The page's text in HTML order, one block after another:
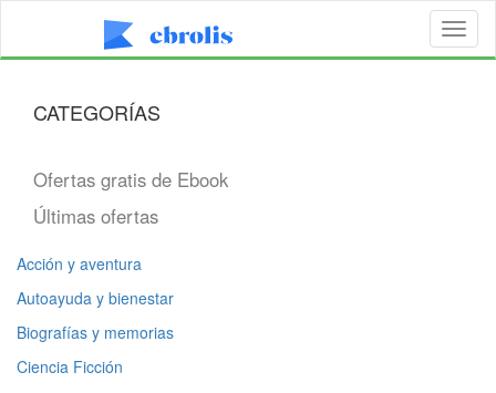
CATEGORÍAS
Ofertas gratis de Ebook
Últimas ofertas
Acción y aventura
Autoayuda y bienestar
Biografías y memorias
Ciencia Ficción